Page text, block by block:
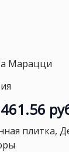
Марацци
плитка,